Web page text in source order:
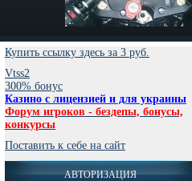
Купить ссылку здесь за 3 руб.
Vtss2
300% бонус
Казино с лицензией и для украины
Форум игроков - бездепы, бонусы,
конкурсы
Поставить к себе на сайт
АВТОРИЗАЦИЯ